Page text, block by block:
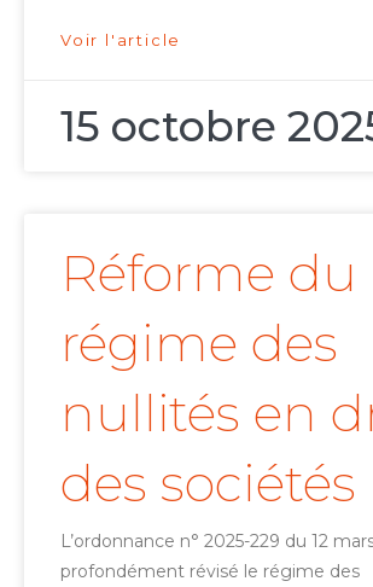
Voir l'article
15 octobre
Réforme du
régime des
nullités en
des sociétés
L’ordonnance n° 2025-229 du 12
profondément révisé le régime des